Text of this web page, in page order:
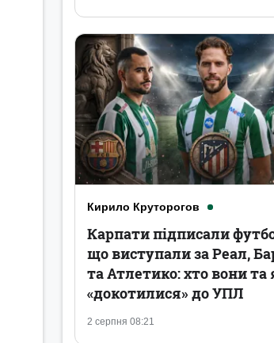
Кирило Круторогов
2 серпня 08:21
Карпати підписали
що виступали за Реал,
та Атлетико: хто вони та
«докотилися» до УПЛ